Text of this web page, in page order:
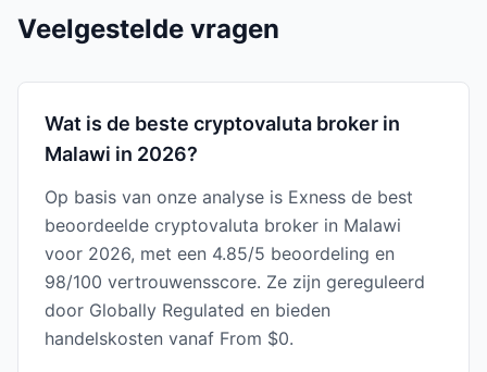
Veelgestelde vragen
Wat is de beste cryptovaluta broker in
Malawi in 2026?
Op basis van onze analyse is Exness de best
beoordeelde cryptovaluta broker in Malawi
voor 2026, met een 4.85/5 beoordeling en
98/100 vertrouwensscore. Ze zijn gereguleerd
door Globally Regulated en bieden
handelskosten vanaf From $0.